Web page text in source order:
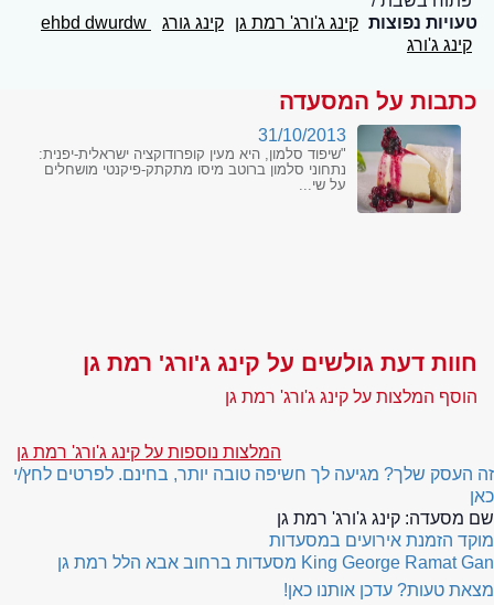
טעויות נפוצות קינג ג'ורג' רמת גן קינג גורג
קינג ג'ורג
כתבות על המסעדה
31/10/2013
"שיפוד סלמון, היא מעין קופרודוקציה ישראלית-יפנית:
נתחוני סלמון ברוטב מיסו מתקתק-פיקנטי מושחלים
על שי...
חוות דעת גולשים על קינג ג'ורג' רמת גן
הוסף המלצות על קינג ג'ורג' רמת גן
המלצות נוספות על קינג ג'ורג' רמת גן
זה העסק שלך? מגיעה לך חשיפה טובה יותר, בחינם. לפרטים לחץ/י
כאן
שם מסעדה: קינג ג'ורג' רמת גן
מוקד הזמנת אירועים במסעדות
King George Ramat Gan מסעדות ברחוב אבא הלל רמת גן
מצאת טעות? עדכן אותנו כאן!